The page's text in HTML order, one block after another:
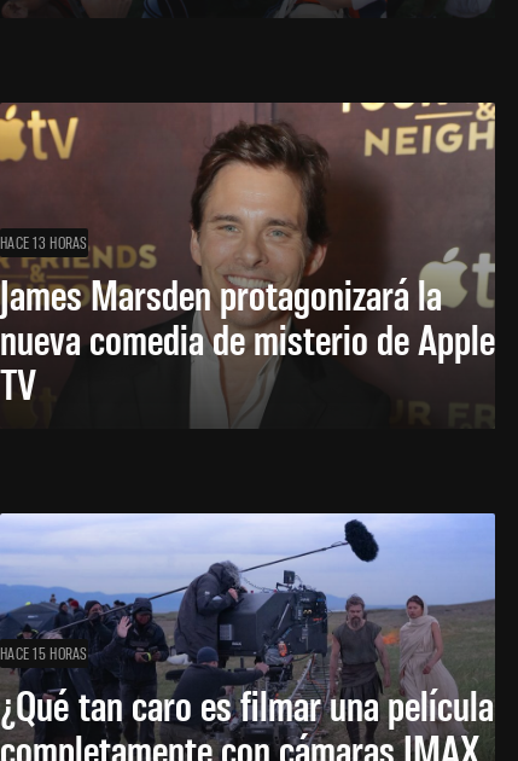
HACE 13 HORAS
James Marsden protagonizará la
nueva comedia de misterio de Apple
TV
HACE 15 HORAS
¿Qué tan caro es filmar una película
completamente con cámaras IMAX